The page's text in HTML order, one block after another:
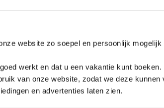
website zo soepel en persoonlijk mogelijk
werkt en dat u een vakantie kunt boeken.
van onze website, zodat we deze kunnen
en advertenties laten zien.